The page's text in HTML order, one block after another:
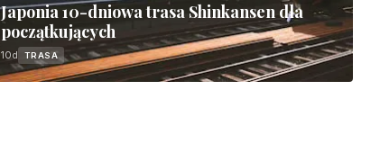
Japonia 10-dniowa trasa Shinkansen dla
początkujących
10d TRASA